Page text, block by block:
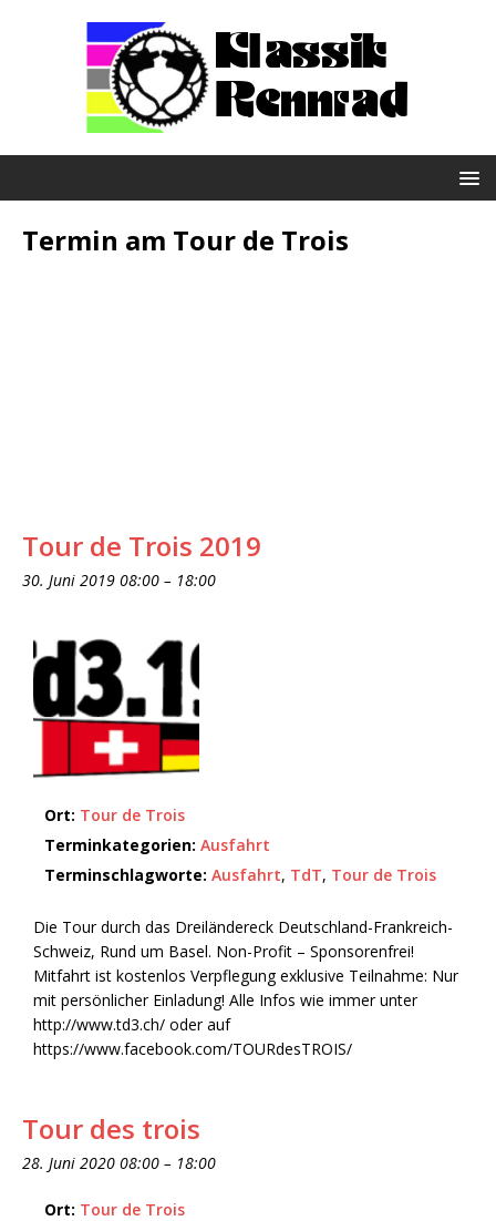
Termin am Tour de Trois
Tour de Trois 2019
30. Juni 2019 08:00 – 18:00
Ort: Tour de Trois
Terminkategorien: Ausfahrt
Terminschlagworte: Ausfahrt, TdT, Tour de Trois
Die Tour durch das Dreiländereck Deutschland-Frankreich-
Schweiz, Rund um Basel. Non-Profit – Sponsorenfrei!
Mitfahrt ist kostenlos Verpflegung exklusive Teilnahme: Nur
mit persönlicher Einladung! Alle Infos wie immer unter
http://www.td3.ch/ oder auf
https://www.facebook.com/TOURdesTROIS/
Tour des trois
28. Juni 2020 08:00 – 18:00
Ort: Tour de Trois